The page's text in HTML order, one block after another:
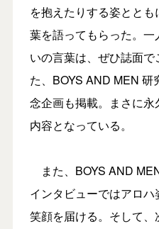
を抱えたりする姿とと
葉を語ってもらった。
いの言葉は、ぜひ誌面
た、BOYS AND MEN
念企画も掲載。まさに
内容となっている。
また、BOYS AND
インタビューではアロ
笑顔を届ける。そして